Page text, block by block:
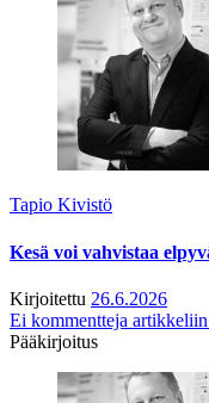
Tapio Kivistö
Kesä voi vahvistaa
Kirjoitettu 26.6.2026
Ei kommentteja artikkeliin
Pääkirjoitus